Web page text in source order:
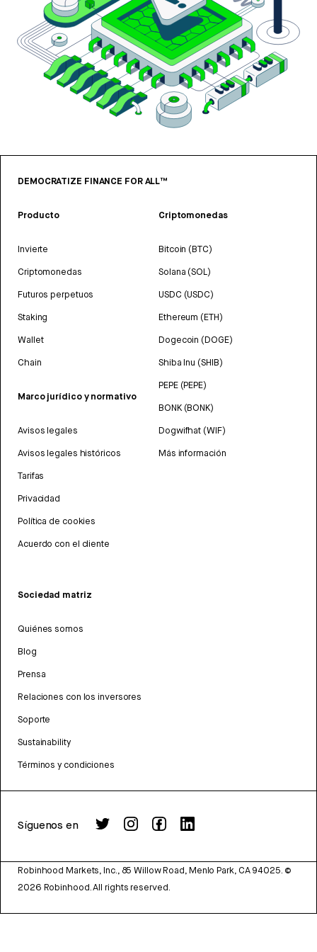
DEMOCRATIZE FINANCE FOR ALL™
Producto
Invierte
Criptomonedas
Futuros perpetuos
Staking
Wallet
Chain
Marco jurídico y normativo
Avisos legales
Avisos legales históricos
Tarifas
Privacidad
Política de cookies
Acuerdo con el cliente
Criptomonedas
Bitcoin (BTC)
Solana (SOL)
USDC (USDC)
Ethereum (ETH)
Dogecoin (DOGE)
Shiba Inu (SHIB)
PEPE (PEPE)
BONK (BONK)
Dogwifhat (WIF)
Más información
Sociedad matriz
Quiénes somos
Blog
Prensa
Relaciones con los inversores
Soporte
Sustainability
Términos y condiciones
Síguenos en
Robinhood Markets, Inc., 85 Willow Road, Menlo Park, CA 94025. ©
2026 Robinhood. All rights reserved.